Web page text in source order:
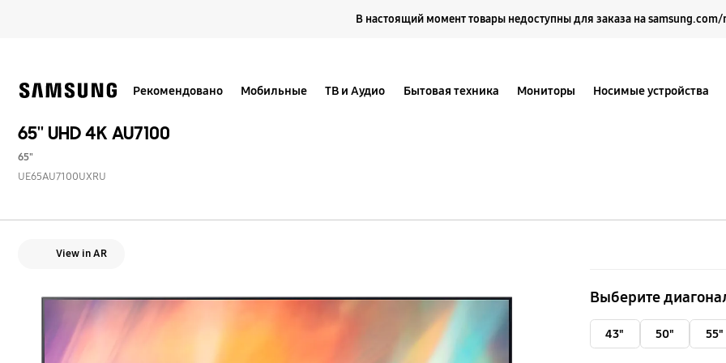
В настоящий момент товары недоступны для заказа на samsung.com/
Рекомендовано Мобильные ТВ и Аудио Бытовая техника Мониторы Носимые устройства
65'' UHD 4K AU7100
65"
UE65AU7100UXRU
4K
AU7100
View in AR
Выберите
43" 50" 55"